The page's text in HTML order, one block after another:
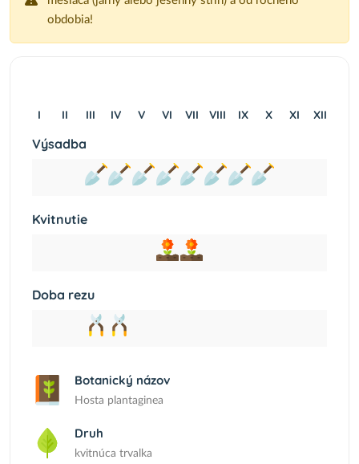
obdobia!
I II III IV V VI VII VIII IX X XI XII
Výsadba
Kvitnutie
Doba rezu
Botanický názov
Hosta plantaginea
Druh
kvitnúca trvalka